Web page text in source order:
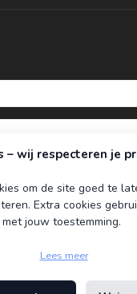
– wij respecteren je
om de site goed te
Extra cookies
met jouw toestemming.
Lees meer